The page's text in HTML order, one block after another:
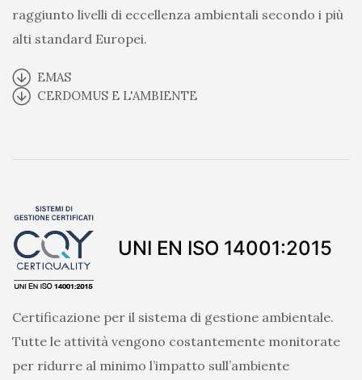
raggiunto livelli di eccellenza ambientali secondo i più
alti standard Europei.
EMAS
CERDOMUS E L'AMBIENTE
UNI EN ISO 14001:2015
Certificazione per il sistema di gestione ambientale.
Tutte le attività vengono costantemente monitorate
per ridurre al minimo l’impatto sull’ambiente